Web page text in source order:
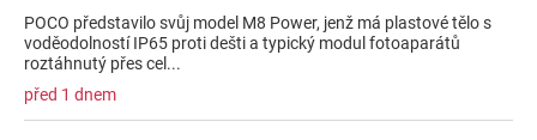
POCO představilo svůj model M8 Power, jenž má plastové tělo s
voděodolností IP65 proti dešti a typický modul fotoaparátů
roztáhnutý přes cel...
před 1 dnem